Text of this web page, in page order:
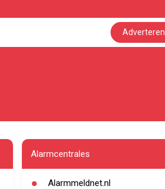
Adverteren
Alarmcentrales
Alarmmeldnet.nl